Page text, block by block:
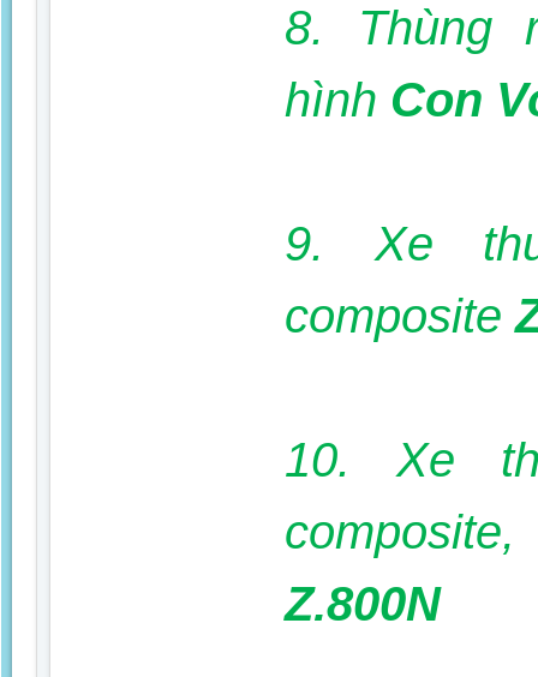
8. Thùng
hình Con
9. Xe
composite
10. Xe
Z.800N